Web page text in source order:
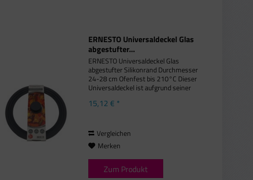
ERNESTO Universaldeckel Glas
abgestufter...
ERNESTO Universaldeckel Glas
abgestufter Silikonrand Durchmesser
24-28 cm Ofenfest bis 210°C Dieser
Universaldeckel ist aufgrund seiner
geeignet. Produkteigenschaften:
15,12 € *
Vergleichen
Merken
Zum Produkt